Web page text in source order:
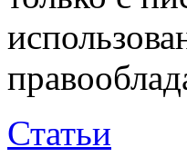
Статьи